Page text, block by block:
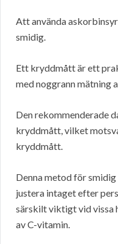
Att använda
smidig.
Ett kryddmått är ett
med noggrann mätning
Den rekommenderade
kryddmått, vilket
kryddmått.
Denna metod för
justera intaget efter
särskilt viktigt vid vissa
av C-vitamin.